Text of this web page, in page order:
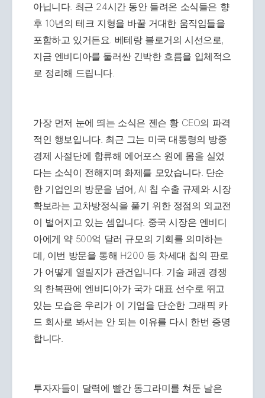
아닙니다. 최근 24시간 동안 들려온 소식들은 향
후 10년의 테크 지형을 바꿀 거대한 움직임들을
포함하고 있거든요. 베테랑 블로거의 시선으로,
지금 엔비디아를 둘러싼 긴박한 흐름을 입체적으
로 정리해 드립니다.
가장 먼저 눈에 띄는 소식은 젠슨 황 CEO의 파격
적인 행보입니다. 최근 그는 미국 대통령의 방중
경제 사절단에 합류해 에어포스 원에 몸을 실었
다는 소식이 전해지며 화제를 모았습니다. 단순
한 기업인의 방문을 넘어, AI 칩 수출 규제와 시장
확보라는 고차방정식을 풀기 위한 정점의 외교전
이 벌어지고 있는 셈입니다. 중국 시장은 엔비디
아에게 약 500억 달러 규모의 기회를 의미하는
데, 이번 방문을 통해 H200 등 차세대 칩의 판로
가 어떻게 열릴지가 관건입니다. 기술 패권 경쟁
의 한복판에 엔비디아가 국가 대표 선수로 뛰고
있는 모습은 우리가 이 기업을 단순한 그래픽 카
드 회사로 봐서는 안 되는 이유를 다시 한번 증명
합니다.
투자자들이 달력에 빨간 동그라미를 쳐둔 날은